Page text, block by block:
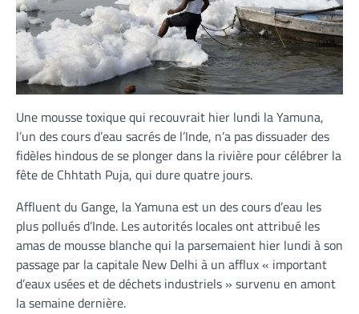
Une mousse toxique qui recouvrait hier lundi la Yamuna,
l’un des cours d’eau sacrés de l’Inde, n’a pas dissuader des
fidèles hindous de se plonger dans la rivière pour célébrer la
fête de Chhtath Puja, qui dure quatre jours.
Affluent du Gange, la Yamuna est un des cours d’eau les
plus pollués d’Inde. Les autorités locales ont attribué les
amas de mousse blanche qui la parsemaient hier lundi à son
passage par la capitale New Delhi à un afflux « important
d’eaux usées et de déchets industriels » survenu en amont
la semaine dernière.